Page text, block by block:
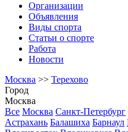
Организации
Объявления
Виды спорта
Статьи о спорте
Работа
Новости
Москва >> Терехово
Город
Москва
Все Москва Санкт-Петербург
Астрахань Балашиха Барнаул